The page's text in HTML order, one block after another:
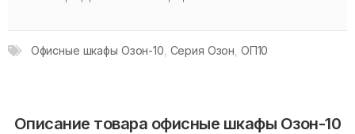
Офисные шкафы Озон-10 Серия Озон ОП10
Описание товара офисные шкафы Озон-10